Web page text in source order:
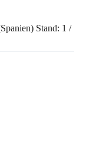
Stand: 1 /